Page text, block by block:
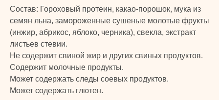
Состав: Гороховый протеин, какао-порошок, мука из
семян льна, замороженные сушеные молотые фрукты
(инжир, абрикос, яблоко, черника), свекла, экстракт
листьев стевии.
Не содержит свиной жир и других свиных продуктов.
Содержит молочные продукты.
Может содержать следы соевых продуктов.
Может содержать глютен.
Бады и витамины
Уход за лицом и телом
Главная
TURK
PRIME
КАТАЛОГ КЛИЕНТАМ
© 2024 TURK PRIME. Все права защищены